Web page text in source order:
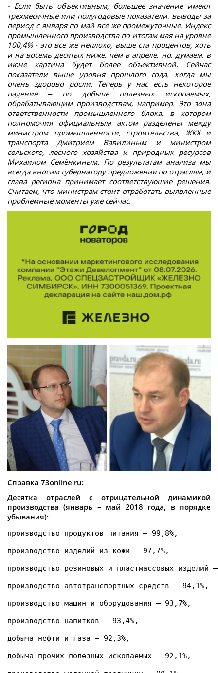
- Если быть объективным, большее значение имеют
трехмесячные или полугодовые показатели, выводы за
период с января по май все же промежуточные. Индекс
промышленного производства по итогам мая на уровне
100,4% - это все же неплохо, выше ста процентов, хоть
и на восемь десятых ниже, чем в апреле, но, думаем, в
июне картина будет более объективной. Сейчас
показатели выше уровня прошлого года, когда мы
очень здорово росли. Теперь у нас есть некоторое
падение – по добыче полезных ископаемых,
обрабатывающим производствам, например. Это зона
ответственности промышленного блока, в котором
полномочия официальным актом разделены между
министром промышленности, строительства, ЖКХ и
транспорта Дмитрием Вавилиным и министром
сельского, лесного хозяйства и природных ресурсов
Михаилом Семёнкиным. По результатам анализа мы
всегда вносим губернатору предложения по отраслям, и
глава региона принимает соответствующие решения.
Считаем, что министрам стоит отработать выявленные
проблемные моменты уже сейчас.
Справка 73online.ru:
Десятка отраслей с отрицательной динамикой
производства (январь – май 2018 года, в порядке
убывания):
производство продуктов питания – 99,8%,
производство изделий из кожи – 97,7%,
производство резиновых и пластмассовых изделий
производство автотранспортных средств – 94,1%,
производство машин и оборудования – 93,7%,
производство напитков – 93,4%,
добыча нефти и газа – 92,3%,
добыча прочих полезных ископаемых – 92,1%,